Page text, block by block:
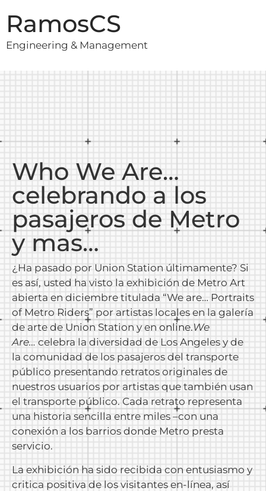
RamosCS
Engineering & Management
Who We Are…
celebrando a los
pasajeros de Metro
y mas…
¿Ha pasado por Union Station últimamente? Si
es así, usted ha visto la exhibición de Metro Art
abierta en diciembre titulada “We are… Portraits
of Metro Riders” por artistas locales en la galería
de arte de Union Station y en online.We
Are… celebra la diversidad de Los Angeles y de
la comunidad de los pasajeros del transporte
público presentando retratos originales de
nuestros usuarios por artistas que también usan
el transporte público. Cada retrato representa
una historia sencilla entre miles –con una
conexión a los barrios donde Metro presta
servicio.
La exhibición ha sido recibida con entusiasmo y
critica positiva de los visitantes en-línea, así